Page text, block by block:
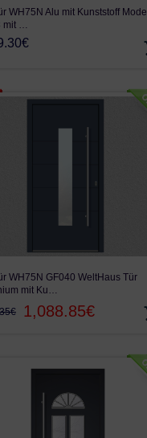
WH75N Alu mit Kunststoff Modell
mit …
WH75N GF040 WeltHaus Tür
mit Ku…
1,088.85€